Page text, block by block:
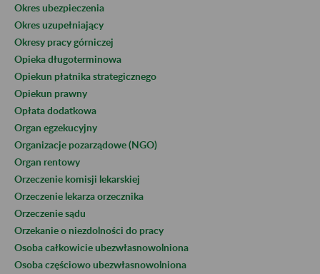
Okres ubezpieczenia
Okres uzupełniający
Okresy pracy górniczej
Opieka długoterminowa
Opiekun płatnika strategicznego
Opiekun prawny
Opłata dodatkowa
Organ egzekucyjny
Organizacje pozarządowe (NGO)
Organ rentowy
Orzeczenie komisji lekarskiej
Orzeczenie lekarza orzecznika
Orzeczenie sądu
Orzekanie o niezdolności do pracy
Osoba całkowicie ubezwłasnowolniona
Osoba częściowo ubezwłasnowolniona